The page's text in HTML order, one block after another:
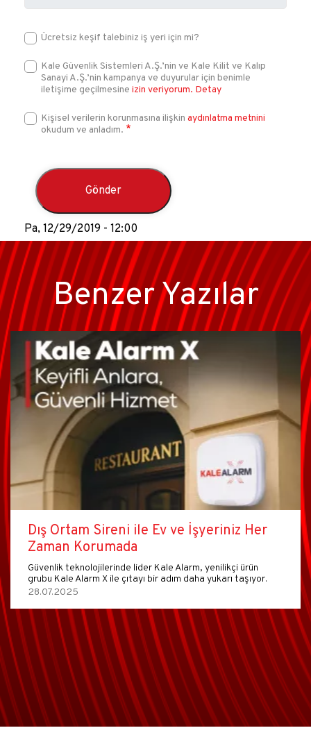
Ücretsiz keşif talebiniz iş yeri için mi?
Kale Güvenlik Sistemleri A.Ş.’nin ve Kale Kilit ve Kalıp
Sanayi A.Ş.’nin kampanya ve duyurular için benimle
iletişime geçilmesine izin veriyorum. Detay
Kişisel verilerin korunmasına ilişkin aydınlatma metnini
okudum ve anladım.
Pa, 12/29/2019 - 12:00
Benzer Yazılar
Dış Ortam Sireni ile Ev ve İşyeriniz Her
Zaman Korumada
Güvenlik teknolojilerinde lider Kale Alarm, yenilikçi ürün
grubu Kale Alarm X ile çıtayı bir adım daha yukarı taşıyor.
28.07.2025